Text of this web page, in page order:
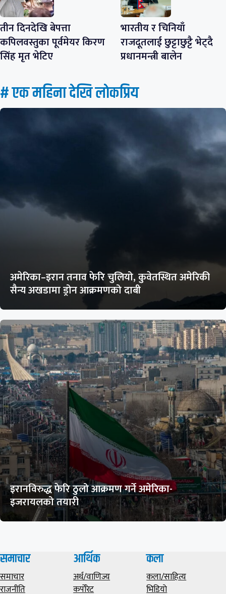
तीन दिनदेखि बेपत्ता
कपिलवस्तुका पूर्वमेयर किरण
सिंह मृत भेटिए
भारतीय र चिनियाँ
राजदूतलाई छुट्टाछुट्टै भेट्दै
प्रधानमन्त्री बालेन
# एक महिना देखि लाेकप्रिय
अमेरिका–इरान तनाव फेरि चुलियो, कुवेतस्थित अमेरिकी
सैन्य अखडामा ड्रोन आक्रमणको दाबी
इरानविरुद्ध फेरि ठुलो आक्रमण गर्ने अमेरिका-
इजरायलको तयारी
समाचार
समाचार
राजनीति
आर्थिक
अर्थ/वाणिज्य
कर्पोरेट
कला
कला/साहित्य
भिडियाे